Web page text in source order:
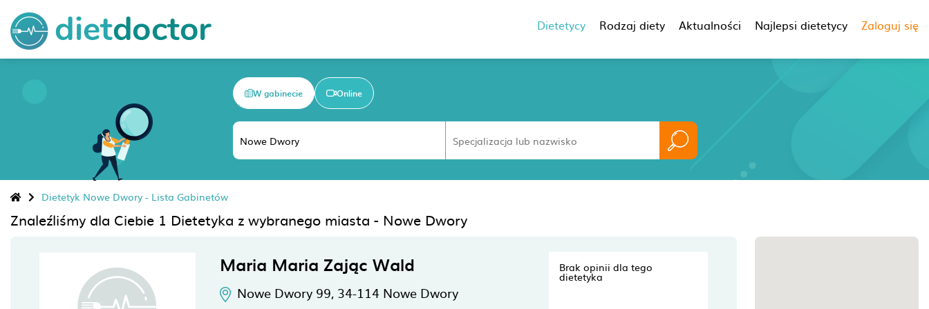
Dietetycy Rodzaj diety Aktualności Najlepsi dietetycy Zaloguj się
W gabinecie Online
Dietetyk Nowe Dwory - Lista Gabinetów
Znaleźliśmy dla Ciebie 1 Dietetyka z wybranego miasta - Nowe Dwory
Maria Maria Zając Wald
Nowe Dwory 99, 34-114 Nowe Dwory
Brak opinii dla tego
dietetyka